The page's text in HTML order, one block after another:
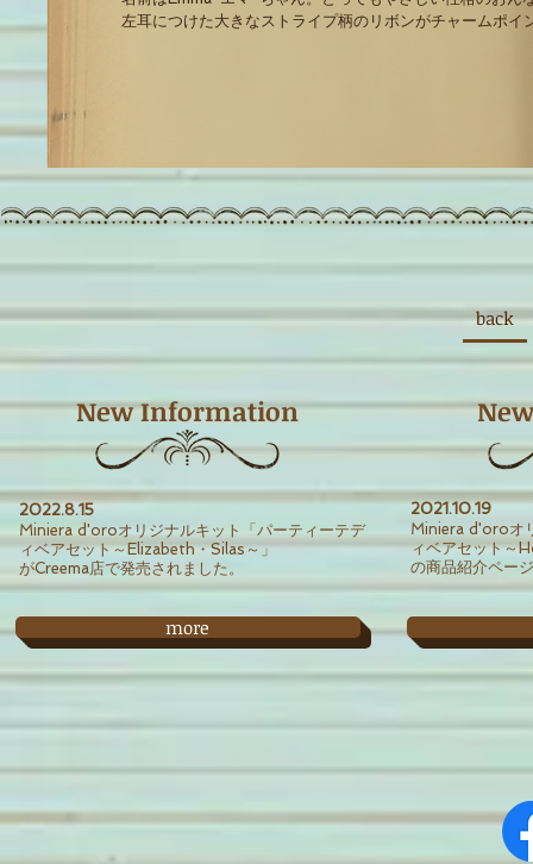
左耳につけた大きなストライプ柄のリボンがチャームポイ
back
2022.8.15
Miniera d'oroオリジナルキット「パーティーテデ
ィベアセット～Elizabeth・Silas～」
がCreema店で発売されました。
more
2021 .10.19
Miniera d'oroオ
ィベアセット～
の商品紹介ペー
New Information